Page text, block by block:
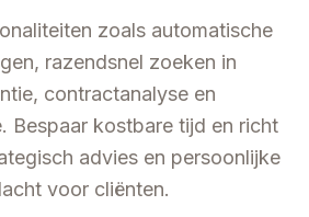
zoals automatische
razendsnel zoeken in
contractanalyse en
Bespaar kostbare tijd en richt
advies en persoonlijke
voor cliënten.